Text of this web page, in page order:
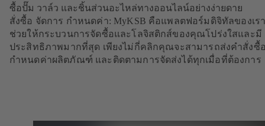
ซื้อปั๊ม วาล์ว และชิ้นส่วนอะไหล่ทางออนไลน์อย่างง่ายดาย
สั่งซื้อ จัดการ กำหนดค่า: MyKSB คือแพลตฟอร์มดิจิทัลของเร
ช่วยให้กระบวนการจัดซื้อและโลจิสติกส์ของคุณโปร่งใสและมี
ประสิทธิภาพมากที่สุด เพียงไม่กี่คลิกคุณจะสามารถส่งคำสั่งซื้
กำหนดค่าผลิตภัณฑ์ และติดตามการจัดส่งได้ทุกเมื่อที่ต้องกา